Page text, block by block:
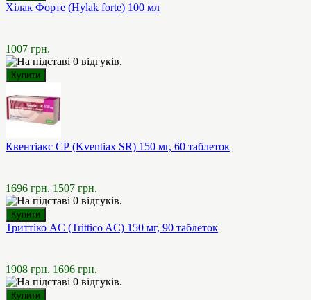
Хілак Форте (Hylak forte) 100 мл
1007 грн.
Квентіакс СР (Kventiax SR) 150 мг, 60 таблеток
1696 грн. 1507 грн.
Триттіко AC (Trittico AC) 150 мг, 90 таблеток
1908 грн. 1696 грн.